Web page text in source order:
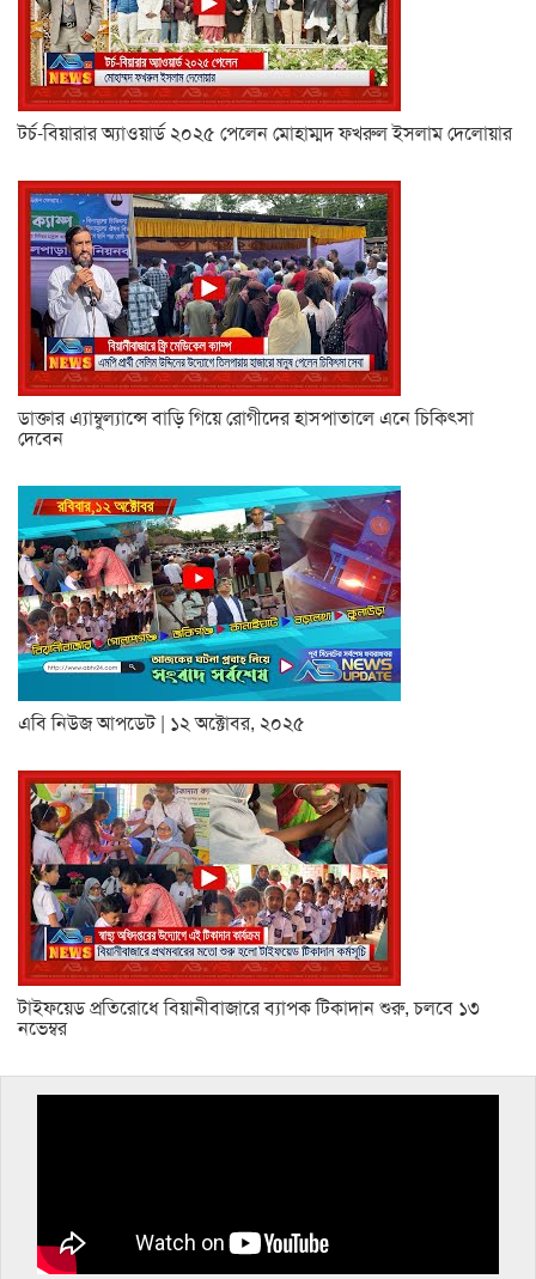
টর্চ-বিয়ারার অ্যাওয়ার্ড ২০২৫ পেলেন মোহাম্মদ ফখরুল ইসলাম দেলোয়ার
ডাক্তার এ্যাম্বুল্যান্সে বাড়ি গিয়ে রোগীদের হাসপাতালে এনে চিকিৎসা
দেবেন
এবি নিউজ আপডেট | ১২ অক্টোবর, ২০২৫
টাইফয়েড প্রতিরোধে বিয়ানীবাজারে ব্যাপক টিকাদান শুরু, চলবে ১৩
নভেম্বর